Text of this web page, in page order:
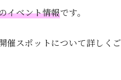
イベント情報です。
催スポットについて詳しくご